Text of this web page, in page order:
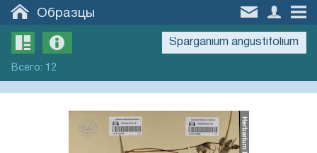
Образцы
Всего: 12